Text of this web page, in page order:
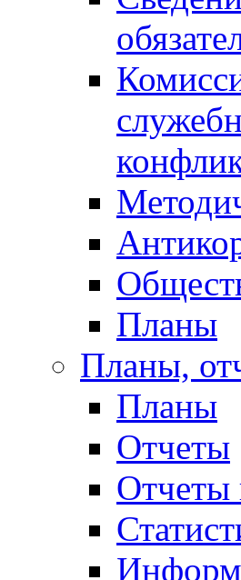
Планы
Планы,
Планы
Отчеты